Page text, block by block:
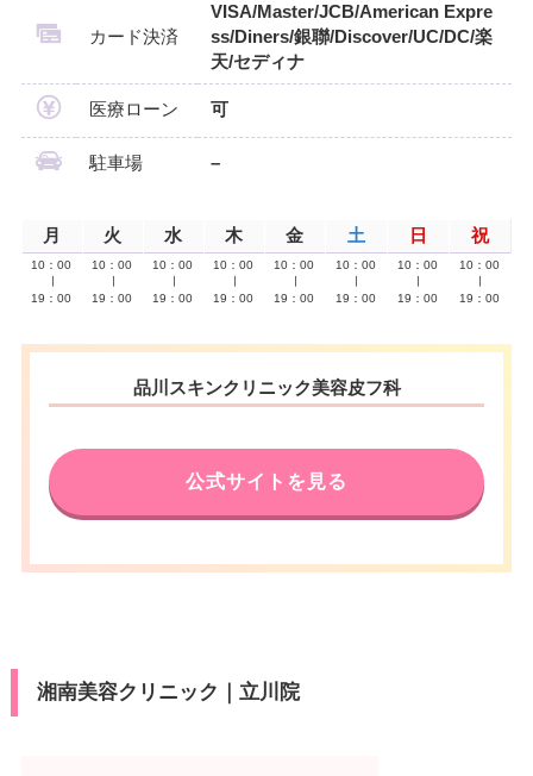
カード決済
VISA/Master/JCB/American Expre
ss/Diners/銀聯/Discover/UC/DC/楽
天/セディナ
医療ローン 可
駐車場 –
月 火 水 木 金 土 日 祝
10：00
19：00
10：00
19：00
10：00
19：00
10：00
19：00
10：00
19：00
10：00
19：00
10：00
19：00
10：00
19：00
品川スキンクリニック美容皮フ科
公式サイトを見る
湘南美容クリニック｜立川院